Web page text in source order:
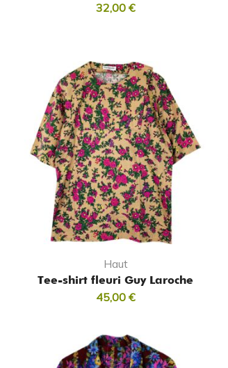
32,00€
Haut
Tee-shirt fleuri Guy Laroche
45,00€